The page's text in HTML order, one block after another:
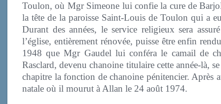
Toulon, où Mgr Simeone lui confie la cure de
la tête de la paroisse Saint-Louis de Toulon qui a
Durant des années, le service religieux sera
l’église, entièrement rénovée, puisse être enfin
1948 que Mgr Gaudel lui conféra le camail de
Rasclard, devenu chanoine titulaire cette année-là,
chapitre la fonction de chanoine pénitencier. Après
natale où il mourut à Allan le 24 août 1974.